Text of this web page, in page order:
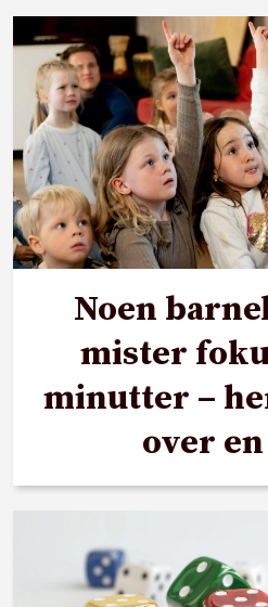
Noen
mister
minutter –
over